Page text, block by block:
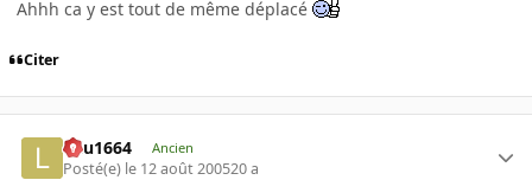
Ahhh ca y est tout de même déplacé
Citer
lulu1664 Ancien
Posté(e) le 12 août 200520 a